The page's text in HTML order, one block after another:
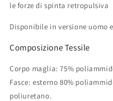
le forze di spinta retropulsiva
Disponibile in versione uomo e
Composizione Tessile
Corpo maglia: 75%
Fasce: esterno 80%
poliuretano.